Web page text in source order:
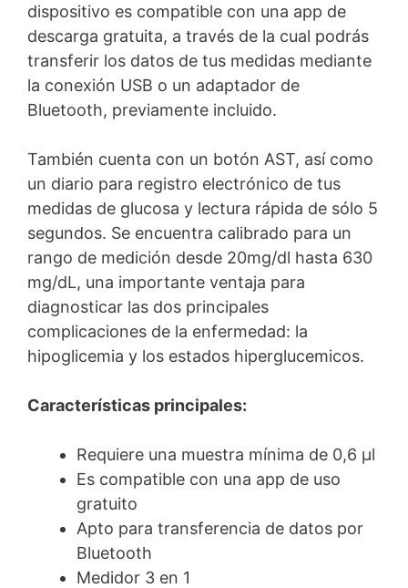
dispositivo es compatible con una app de
descarga gratuita, a través de la cual podrás
transferir los datos de tus medidas mediante
la conexión USB o un adaptador de
Bluetooth, previamente incluido.
También cuenta con un botón AST, así como
un diario para registro electrónico de tus
medidas de glucosa y lectura rápida de sólo 5
segundos. Se encuentra calibrado para un
rango de medición desde 20mg/dl hasta 630
mg/dL, una importante ventaja para
diagnosticar las dos principales
complicaciones de la enfermedad: la
hipoglicemia y los estados hiperglucemicos.
Características principales:
Requiere una muestra mínima de 0,6 μl
Es compatible con una app de uso
gratuito
Apto para transferencia de datos por
Bluetooth
Medidor 3 en 1